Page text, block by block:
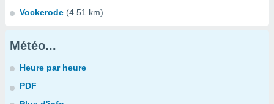
Vockerode (4.51 km)
Météo...
Heure par heure
PDF